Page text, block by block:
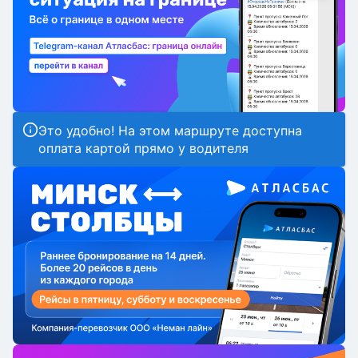
Это удобно! На этом маршруте доступна
оплата картой прямо у водителя